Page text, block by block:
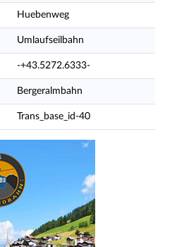
Huebenweg
Umlaufseilbahn
-+43.5272.6333-
Bergeralmbahn
Trans_base_id-40